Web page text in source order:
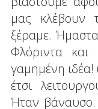
μας κλέβουν
ξέραμε.
Φλόριντα
γαμημένη
έτσι
Ήταν